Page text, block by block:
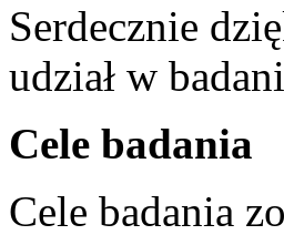
Serdecznie
udział w
Cele badania
Cele badania